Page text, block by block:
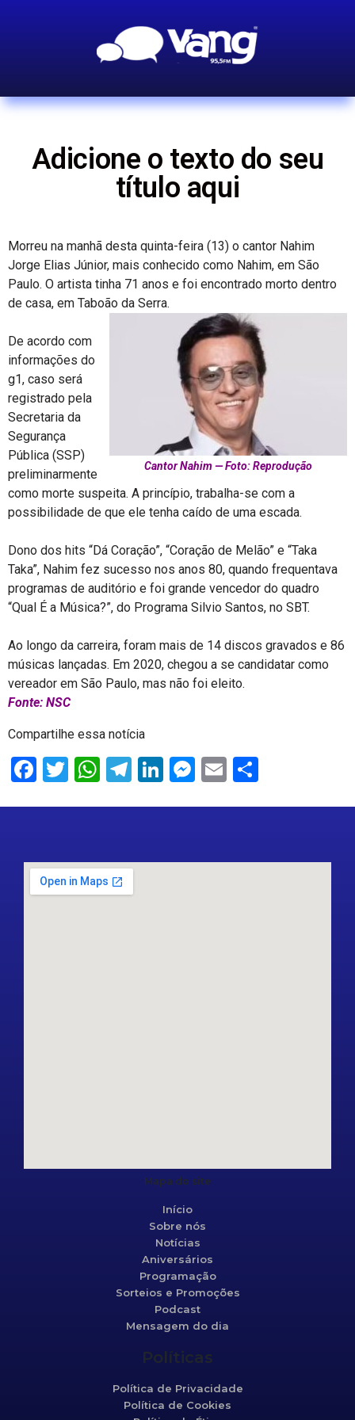
Adicione o texto do seu
título aqui
Morreu na manhã desta quinta-feira (13) o cantor Nahim
Jorge Elias Júnior, mais conhecido como Nahim, em São
Paulo. O artista tinha 71 anos e foi encontrado morto dentro
de casa, em Taboão da Serra.
Cantor Nahim — Foto: Reprodução
De acordo com
informações do
g1, caso será
registrado pela
Secretaria da
Segurança
Pública (SSP)
preliminarmente
como morte suspeita. A princípio, trabalha-se com a
possibilidade de que ele tenha caído de uma escada.
Dono dos hits “Dá Coração”, “Coração de Melão” e “Taka
Taka”, Nahim fez sucesso nos anos 80, quando frequentava
programas de auditório e foi grande vencedor do quadro
“Qual É a Música?”, do Programa Silvio Santos, no SBT.
Ao longo da carreira, foram mais de 14 discos gravados e 86
músicas lançadas. Em 2020, chegou a se candidatar como
vereador em São Paulo, mas não foi eleito.
Fonte: NSC
Compartilhe essa notícia
Facebook
Twitter
WhatsApp
Telegram
LinkedIn
Messenger
Email
Mapa do site
Início
Sobre nós
Notícias
Aniversários
Programação
Sorteios e Promoções
Podcast
Mensagem do dia
Políticas
Política de Privacidade
Política de Cookies